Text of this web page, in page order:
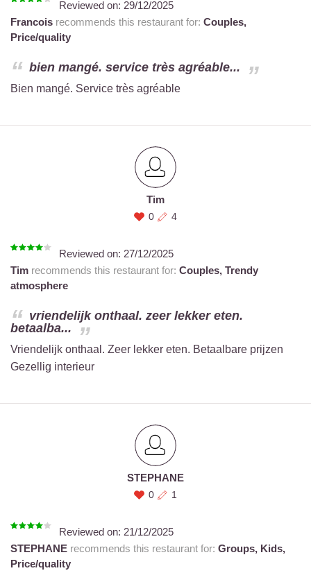
Reviewed on: 29/12/2025
Francois recommends this restaurant for: Couples,
Price/quality
bien mangé. service très agréable...
Bien mangé. Service très agréable
Tim
0 4
Reviewed on: 27/12/2025
Tim recommends this restaurant for: Couples, Trendy
atmosphere
vriendelijk onthaal. zeer lekker eten.
betaalba...
Vriendelijk onthaal. Zeer lekker eten. Betaalbare prijzen
Gezellig interieur
STEPHANE
0 1
Reviewed on: 21/12/2025
STEPHANE recommends this restaurant for: Groups, Kids,
Price/quality